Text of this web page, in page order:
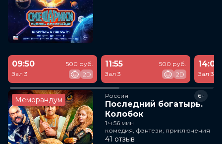
09:50
Зал 3
500 руб.
2D
11:55
Зал 3
500 руб.
2D
14:00
Зал 3
Меморандум Россия
Последний богатырь.
Колобок
6+
1 ч 56 мин
комедия, фэнтези, приключения
41 отзыв